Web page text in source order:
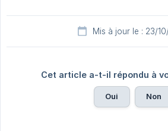
Mis à jour le : 23/
Cet article a-t-il répondu à
Oui Non